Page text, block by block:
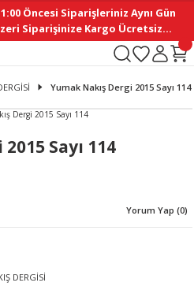
Öncesi Siparişleriniz Aynı Gün
Siparişinize Kargo Ücretsiz...
Yumak Nakış Dergi 2015 Sayı 114
Sayı 114
Yorum Yap (0)
DERGİSİ